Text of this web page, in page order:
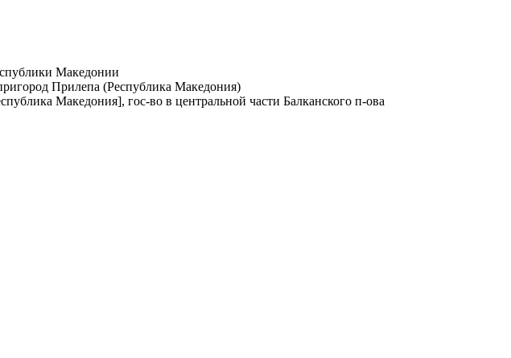
Македонии
Прилепа (Республика Македония)
Македония], гос-во в центральной части Балканского п-ова